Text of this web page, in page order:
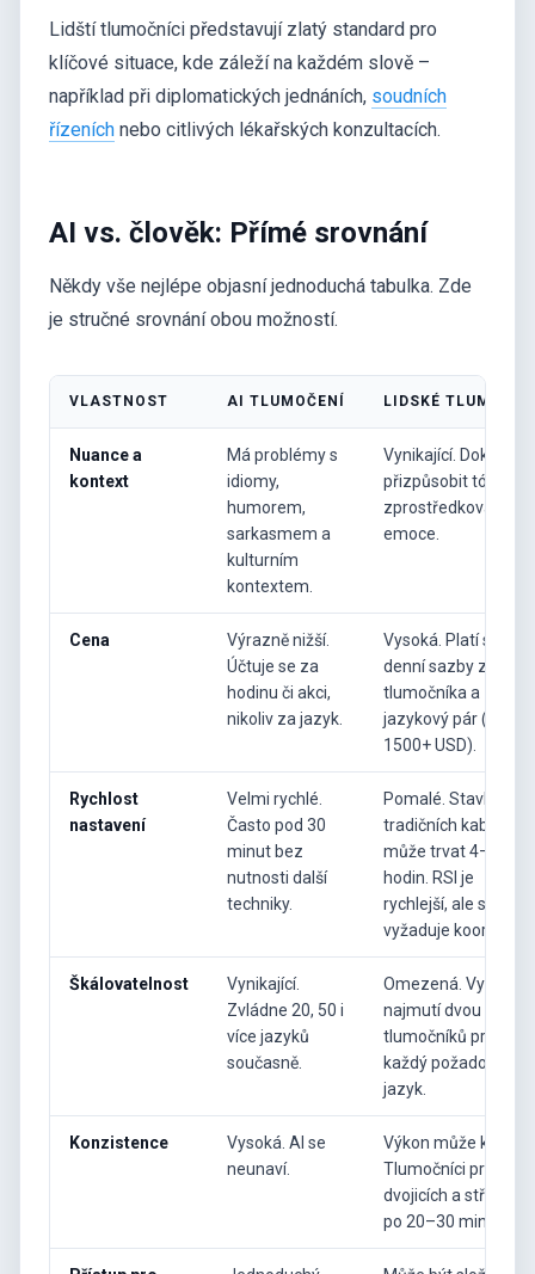
Lidští tlumočníci představují zlatý standard pro
klíčové situace, kde záleží na každém slově –
například při diplomatických jednáních, soudních
řízeních nebo citlivých lékařských konzultacích.
AI vs. člověk: Přímé srovnání
Někdy vše nejlépe objasní jednoduchá tabulka. Zde
je stručné srovnání obou možností.
VLASTNOST AI TLUMOČENÍ LIDSKÉ
Nuance a
kontext
Má problémy s
idiomy,
humorem,
sarkasmem a
kulturním
kontextem.
Vynikající. Dokáže
přizpůsobit tónu a
zprostředkovat
emoce.
Cena
Výrazně nižší.
Účtuje se za
hodinu či akci,
nikoliv za jazyk.
Vysoká. Platí se
denní sazby za
tlumočníka a
jazykový pár (500–
1500+ USD).
Rychlost
nastavení
Velmi rychlé.
Často pod 30
minut bez
nutnosti další
techniky.
Pomalé. Stavba
tradičních kabin
může trvat 4–8
hodin. RSI je
rychlejší, ale stále
vyžaduje koordinaci.
Škálovatelnost
Vynikající.
Zvládne 20, 50 i
více jazyků
současně.
Omezená. Vyžaduje
najmutí dvou
tlumočníků pro
každý požadovaný
jazyk.
Konzistence
Vysoká. AI se
neunaví.
Výkon může kolísat.
Tlumočníci pracují
dvojicích a střídají se
po 20–30 minutách.